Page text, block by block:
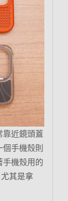
靠近鏡頭蓋
手機殼則
手機殼用的
其是拿